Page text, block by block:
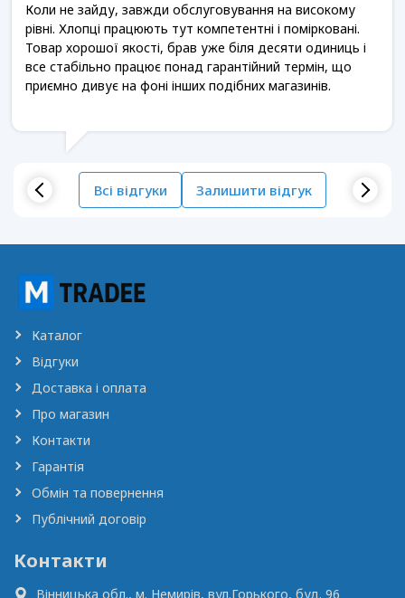
Коли не зайду, завжди обслуговування на високому
рівні. Хлопці працюють тут компетентні і помірковані.
Товар хорошої якості, брав уже біля десяти одиниць і
все стабільно працює понад гарантійний термін, що
приємно дивує на фоні інших подібних магазинів.
Всі відгуки Залишити відгук
Каталог
Відгуки
Доставка і оплата
Про магазин
Контакти
Гарантія
Обмін та повернення
Публічний договір
Контакти
Вінницька обл., м. Немирів, вул.Горького, буд. 96